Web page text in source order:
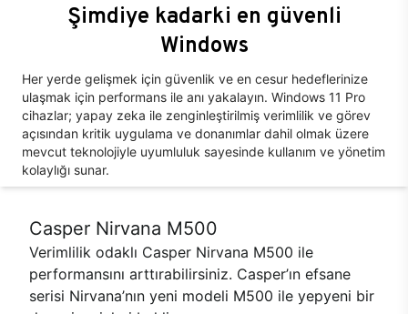
Şimdiye kadarki en güvenli
Windows
Her yerde gelişmek için güvenlik ve en cesur hedeflerinize
ulaşmak için performans ile anı yakalayın. Windows 11 Pro
cihazlar; yapay zeka ile zenginleştirilmiş verimlilik ve görev
açısından kritik uygulama ve donanımlar dahil olmak üzere
mevcut teknolojiyle uyumluluk sayesinde kullanım ve yönetim
kolaylığı sunar.
Casper Nirvana M500
Verimlilik odaklı Casper Nirvana M500 ile
performansını arttırabilirsiniz. Casper’ın efsane
serisi Nirvana’nın yeni modeli M500 ile yepyeni bir